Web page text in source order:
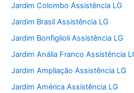
Jardim Colombo Assistência LG
Jardim Brasil Assistência LG
Jardim Bonfiglioli Assistência LG
Jardim Anália Franco Assistência
Jardim Ampliação Assistência LG
Jardim América Assistência LG